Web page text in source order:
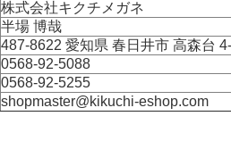
株式会社キクチメガネ
半場 博哉
487-8622 愛知県 春日井市 高森台
0568-92-5088
0568-92-5255
shopmaster@kikuchi-eshop.com